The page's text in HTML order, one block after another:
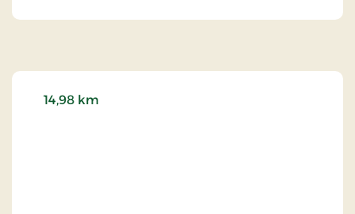
"Slaugen" stammer fra det oldnordiske "Slagna",
14,98 km